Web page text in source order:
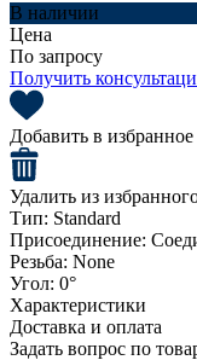
В наличии
Цена
По запросу
Получить
Добавить в избранное
Удалить из
Тип: Standard
Присоединение:
Резьба: None
Угол: 0°
Характеристики
Доставка и оплата
Задать вопрос по